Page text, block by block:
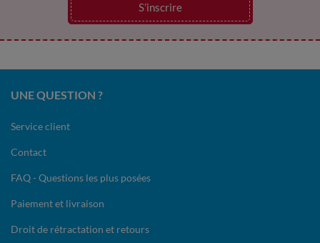
S’inscrire
UNE QUESTION ?
Service client
Contact
FAQ - Questions les plus posées
Paiement et livraison
Droit de rétractation et retours